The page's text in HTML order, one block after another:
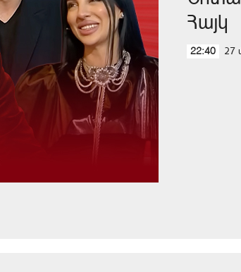
Հայկ
22:40 27